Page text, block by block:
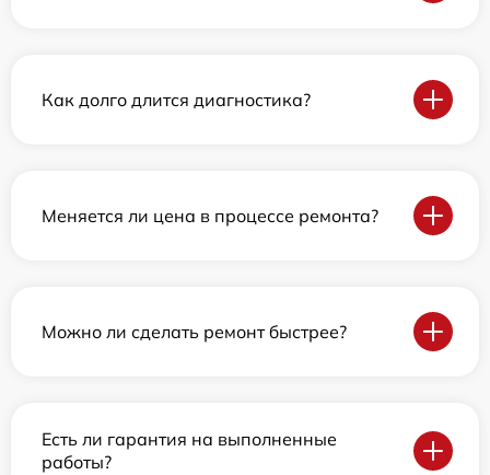
Как долго длится диагностика?
Меняется ли цена в процессе ремонта?
Можно ли сделать ремонт быстрее?
Есть ли гарантия на выполненные
работы?